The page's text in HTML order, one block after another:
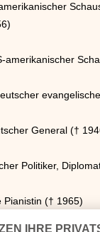
amerikanischer
General (†
Politiker,
Pianistin († 1965)